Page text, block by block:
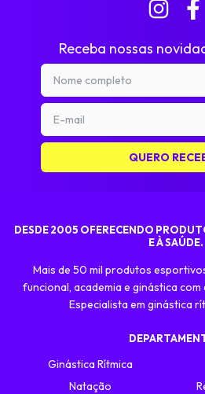
Receba nossas
DESDE 2005 OFERECENDO
E À SAÚDE.
Mais de 50 mil produtos
funcional, academia e ginástica
Especialista em ginástica
Ginástica Rítmica
Natação